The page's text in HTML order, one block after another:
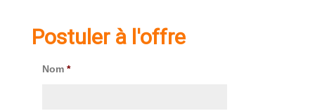
Postuler à l'offre
Nom *